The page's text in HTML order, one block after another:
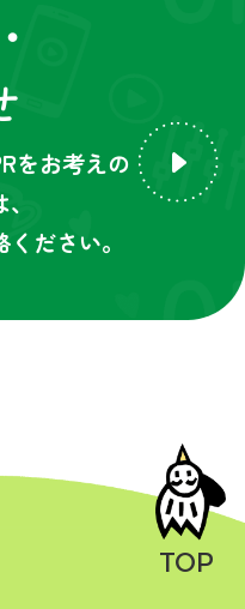
TOP
をお考えの
ださい。